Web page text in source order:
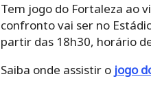
Tem jogo do Fortaleza ao
confronto vai ser no
partir das 18h30, horário
Saiba onde assistir o jogo